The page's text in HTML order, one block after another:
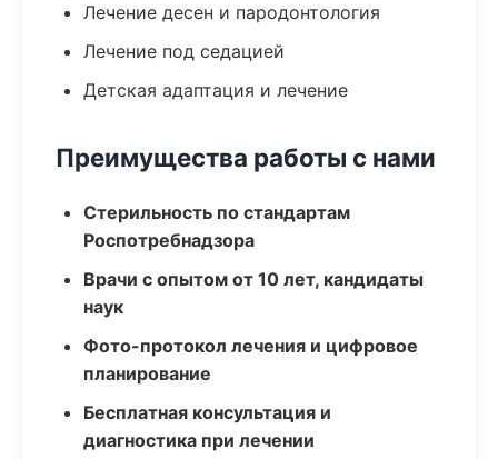
Лечение десен и пародонтология
Лечение под седацией
Детская адаптация и лечение
Преимущества работы с нами
Стерильность по стандартам
Роспотребнадзора
Врачи с опытом от 10 лет, кандидаты
наук
Фото-протокол лечения и цифровое
планирование
Бесплатная консультация и
диагностика при лечении